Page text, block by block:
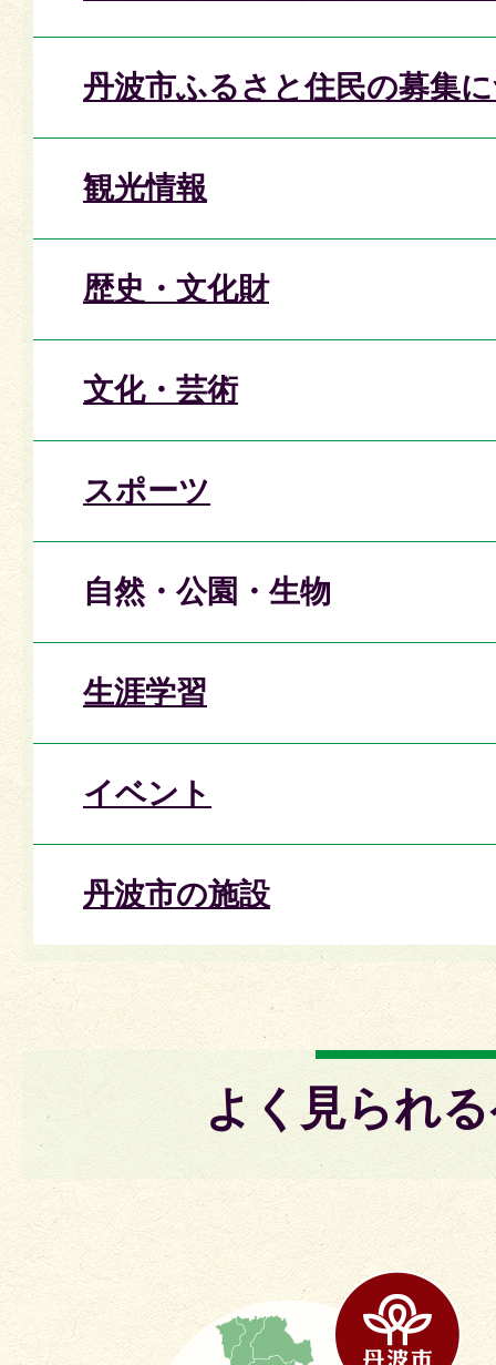
丹波市ふるさと住民の募集
観光情報
歴史・文化財
文化・芸術
スポーツ
自然・公園・生物
生涯学習
イベント
丹波市の施設
よく見られ